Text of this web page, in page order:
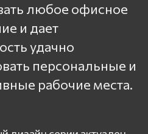
любое офисное
и дает
удачно
персональные и
рабочие места.